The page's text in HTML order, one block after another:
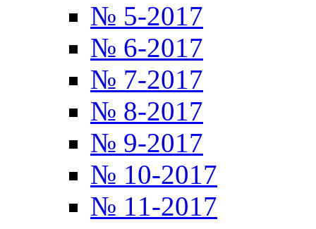
№ 5-2017
№ 6-2017
№ 7-2017
№ 8-2017
№ 9-2017
№ 10-2017
№ 11-2017